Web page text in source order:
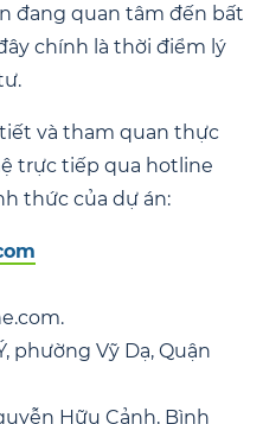
đang quan tâm đến bất
chính là thời điểm lý
và tham quan thực
trực tiếp qua hotline
thức của dự án:
phường Vỹ Dạ, Quận
Hữu Cảnh, Bình